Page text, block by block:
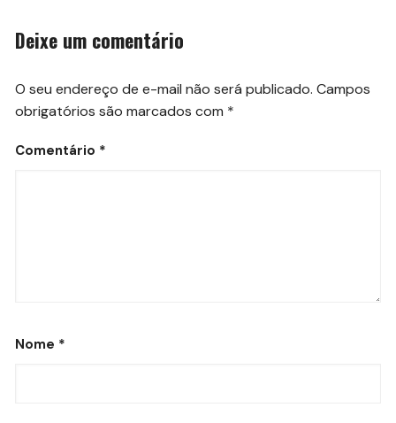
Deixe um comentário
O seu endereço de e-mail não será publicado. Campos
obrigatórios são marcados com *
Comentário *
Nome *